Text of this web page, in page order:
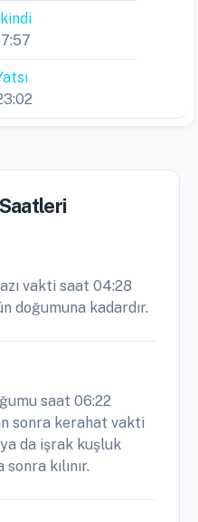
vakti saat 04:28
doğumuna kadardır.
saat 06:22
sonra kerahat vakti
da işrak kuşluk
kılınır.